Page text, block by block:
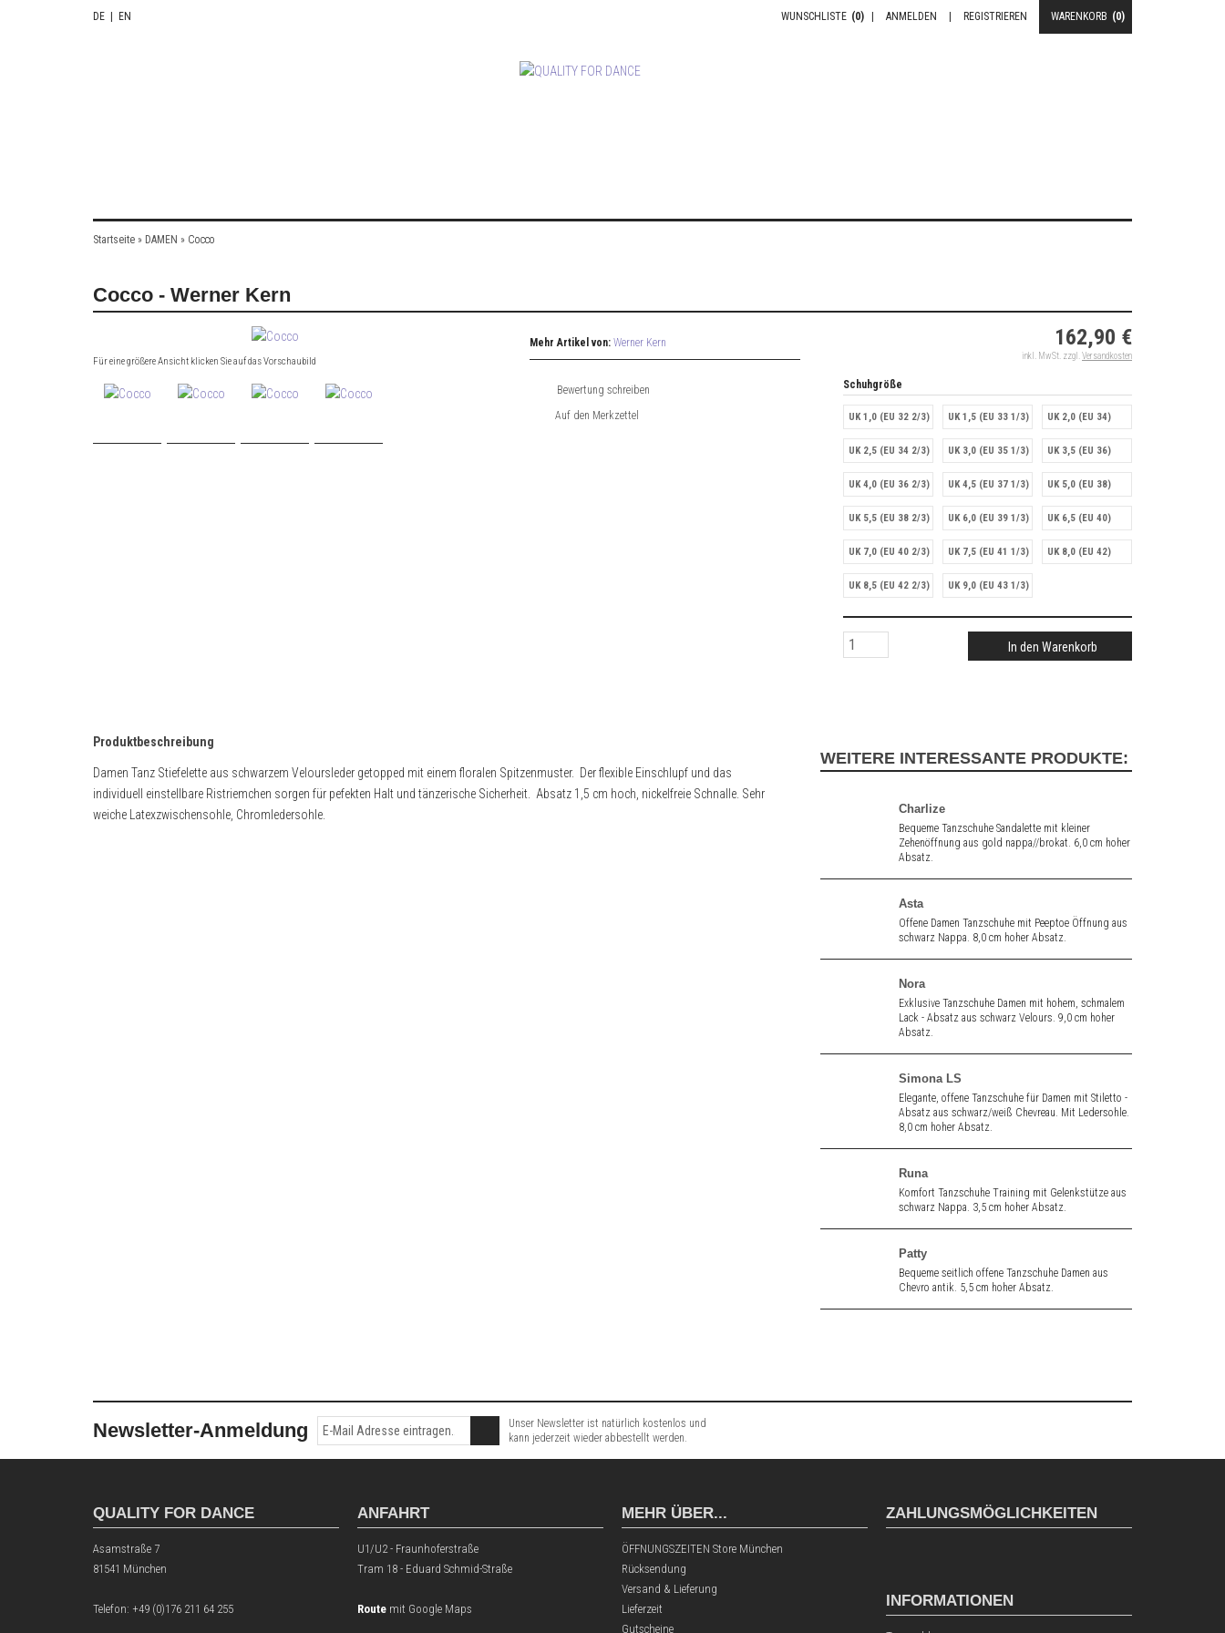
DE EN WARENKORB (0)
REGISTRIEREN
ANMELDEN
WUNSCHLISTE (0)
Startseite » DAMEN » Cocco
Cocco - Werner Kern
Für eine größere Ansicht klicken Sie auf das Vorschaubild
Mehr Artikel von: Werner Kern
Bewertung schreiben
162,90 €
inkl. MwSt. zzgl. Versandkosten
Schuhgröße
UK 1,0 (EU 32 2/3) UK 1,5 (EU 33 1/3) UK 2,0 (EU 34)
UK 2,5 (EU 34 2/3) UK 3,0 (EU 35 1/3) UK 3,5 (EU 36)
UK 4,0 (EU 36 2/3) UK 4,5 (EU 37 1/3) UK 5,0 (EU 38)
UK 5,5 (EU 38 2/3) UK 6,0 (EU 39 1/3) UK 6,5 (EU 40)
UK 7,0 (EU 40 2/3) UK 7,5 (EU 41 1/3) UK 8,0 (EU 42)
UK 8,5 (EU 42 2/3) UK 9,0 (EU 43 1/3)
In den Warenkorb
Produktbeschreibung
Damen Tanz Stiefelette aus schwarzem Veloursleder getopped mit einem floralen Spitzenmuster. Der flexible Einschlupf und das
individuell einstellbare Ristriemchen sorgen für pefekten Halt und tänzerische Sicherheit. Absatz 1,5 cm hoch, nickelfreie Schnalle. Sehr
weiche Latexzwischensohle, Chromledersohle.
WEITERE INTERESSANTE PRODUKTE:
Charlize
Bequeme Tanzschuhe Sandalette mit kleiner
Zehenöffnung aus gold nappa//brokat. 6,0 cm hoher
Absatz.
Asta
Offene Damen Tanzschuhe mit Peeptoe Öffnung aus
schwarz Nappa. 8,0 cm hoher Absatz.
Nora
Exklusive Tanzschuhe Damen mit hohem, schmalem
Lack - Absatz aus schwarz Velours. 9,0 cm hoher
Absatz.
Simona LS
Elegante, offene Tanzschuhe für Damen mit Stiletto -
Absatz aus schwarz/weiß Chevreau. Mit Ledersohle.
8,0 cm hoher Absatz.
Runa
Komfort Tanzschuhe Training mit Gelenkstütze aus
schwarz Nappa. 3,5 cm hoher Absatz.
Patty
Bequeme seitlich offene Tanzschuhe Damen aus
Chevro antik. 5,5 cm hoher Absatz.
Newsletter-Anmeldung
Unser Newsletter ist natürlich kostenlos und
kann jederzeit wieder abbestellt werden.
QUALITY FOR DANCE
Asamstraße 7
81541 München
Telefon: +49 (0)176 211 64 255
ANFAHRT
U1/U2 - Fraunhoferstraße
Tram 18 - Eduard Schmid-Straße
Route mit Google Maps
MEHR ÜBER...
ÖFFNUNGSZEITEN Store München
Rücksendung
Versand & Lieferung
Lieferzeit
Gutscheine
ZAHLUNGSMÖGLICHKEITEN
INFORMATIONEN